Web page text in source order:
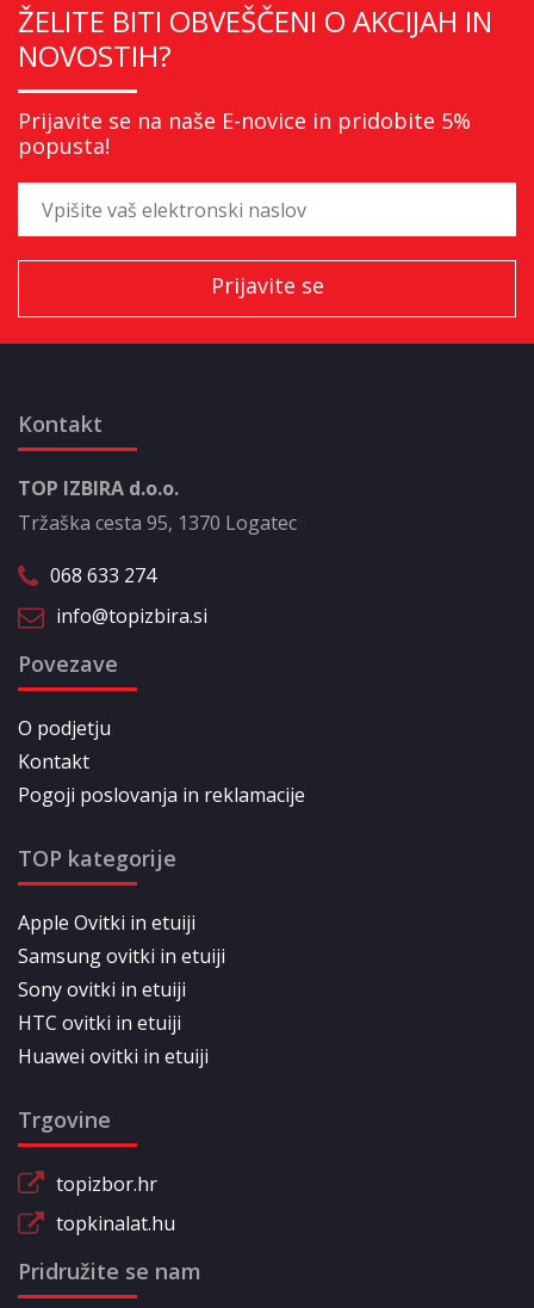
ŽELITE BITI OBVEŠČENI O AKCIJAH IN
NOVOSTIH?
Prijavite se na naše E-novice in pridobite 5%
popusta!
Kontakt
TOP IZBIRA d.o.o.
Tržaška cesta 95, 1370 Logatec
068 633 274
info@topizbira.si
Povezave
O podjetju
Kontakt
Pogoji poslovanja in reklamacije
TOP kategorije
Apple Ovitki in etuiji
Samsung ovitki in etuiji
Sony ovitki in etuiji
HTC ovitki in etuiji
Huawei ovitki in etuiji
Trgovine
topizbor.hr
topkinalat.hu
Pridružite se nam